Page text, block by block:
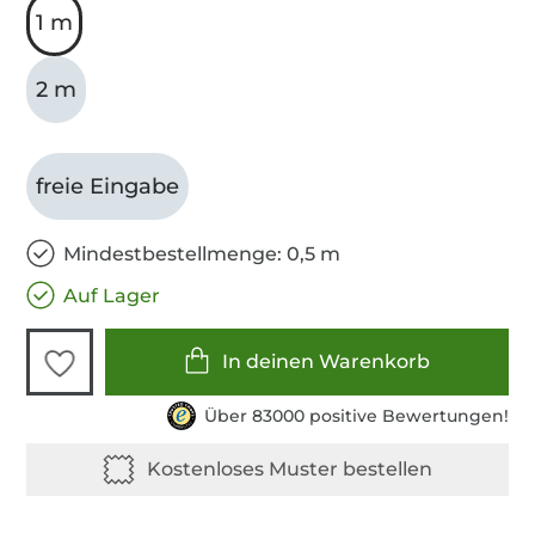
1 m
2 m
freie Eingabe
Mindestbestellmenge: 0,5 m
Auf Lager
In deinen Warenkorb
Über 83000 positive Bewertungen!